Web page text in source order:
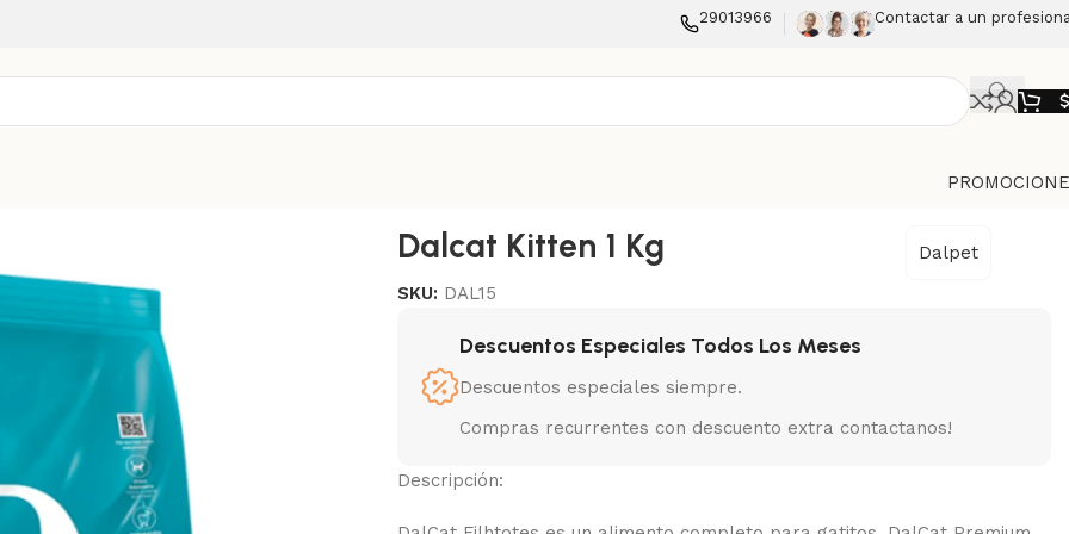
29013966 Contactar a un
$
Dalcat Kitten 1 Kg
Dalpet
SKU: DAL15
Descuentos Especiales Todos Los Meses
Descuentos especiales siempre.
Compras recurrentes con descuento extra contactanos!
Descripción: